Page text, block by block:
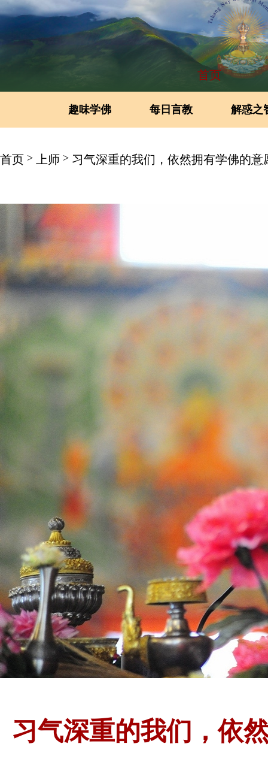
首页
趣味学佛 每日言教 解惑之
首页 > 上师 > 习气深重的我们，依然拥有学佛的
习气深重的我们，依